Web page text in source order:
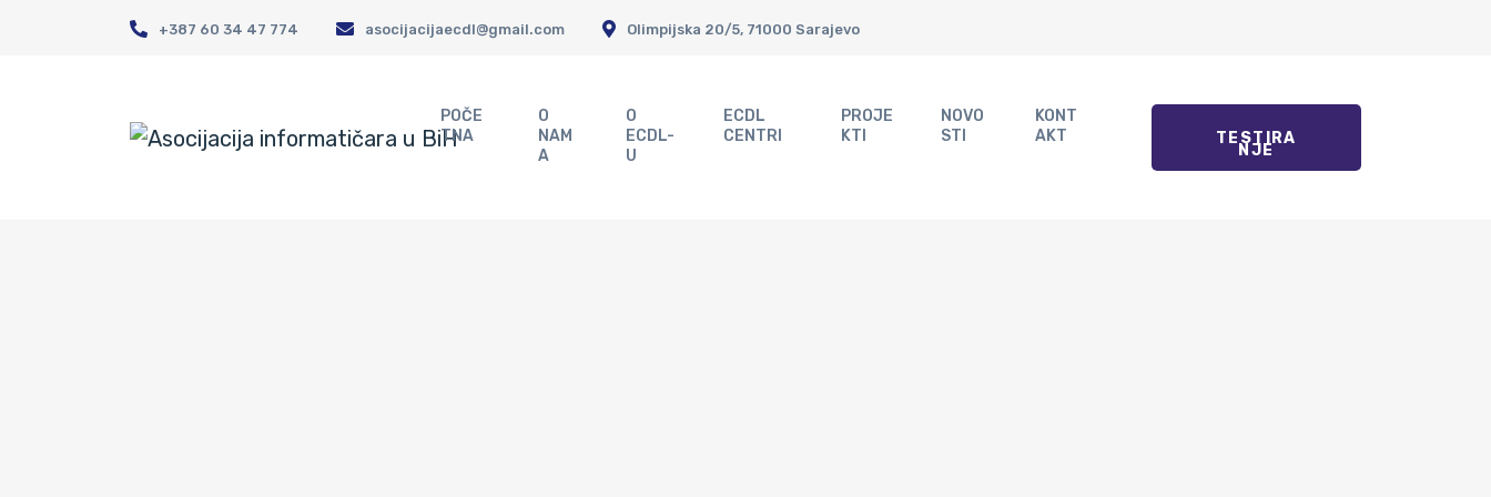
+387 60 34 47 774 asocijacijaecdl@gmail.com Olimpijska 20/5, 71000 Sarajevo
POČE
TNA
O
NAM
A
O
ECDL-
U
ECDL
CENTRI
PROJE
KTI
NOVO
STI
KONT
AKT
TESTIRA
NJE